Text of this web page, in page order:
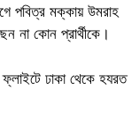
পবিত্র মক্কায় উমরাহ
না কোন প্রার্থীকে।
ঢাকা থেকে হযরত